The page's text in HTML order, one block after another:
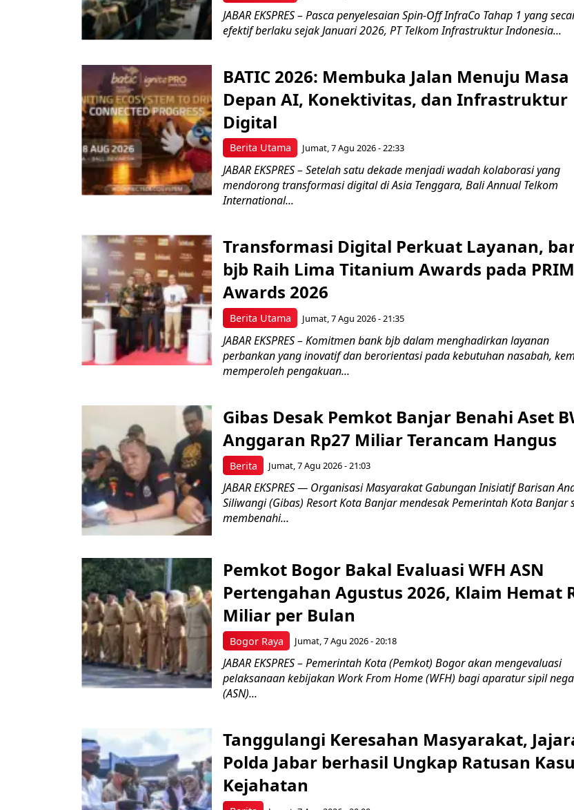
JABAR EKSPRES – Pasca penyelesaian Spin-Off InfraCo Tahap 1 yang
efektif berlaku sejak Januari 2026, PT Telkom Infrastruktur Indonesia...
Berita Utama
BATIC 2026: Membuka Jalan Menuju Masa
Depan AI, Konektivitas, dan Infrastruktur
Digital
Jumat, 7 Agu 2026 - 22:33
JABAR EKSPRES – Setelah satu dekade menjadi wadah kolaborasi yang
mendorong transformasi digital di Asia Tenggara, Bali Annual Telkom
International...
Berita Utama
Transformasi Digital Perkuat Layanan,
bjb Raih Lima Titanium Awards pada
Awards 2026
Jumat, 7 Agu 2026 - 21:35
JABAR EKSPRES – Komitmen bank bjb dalam menghadirkan layanan
perbankan yang inovatif dan berorientasi pada kebutuhan nasabah,
memperoleh pengakuan...
Berita
Gibas Desak Pemkot Banjar Benahi Aset
Anggaran Rp27 Miliar Terancam Hangus
Jumat, 7 Agu 2026 - 21:03
JABAR EKSPRES — Organisasi Masyarakat Gabungan Inisiatif Barisan
Siliwangi (Gibas) Resort Kota Banjar mendesak Pemerintah Kota Banjar
membenahi...
Bogor Raya
Pemkot Bogor Bakal Evaluasi WFH ASN
Pertengahan Agustus 2026, Klaim Hemat
Miliar per Bulan
Jumat, 7 Agu 2026 - 20:18
JABAR EKSPRES – Pemerintah Kota (Pemkot) Bogor akan mengevaluasi
pelaksanaan kebijakan Work From Home (WFH) bagi aparatur sipil
(ASN)...
Tanggulangi Keresahan Masyarakat,
Polda Jabar berhasil Ungkap Ratusan
Kejahatan